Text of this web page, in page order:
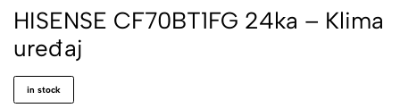
HISENSE CF70BT1FG 24ka – Klima
uređaj
in stock